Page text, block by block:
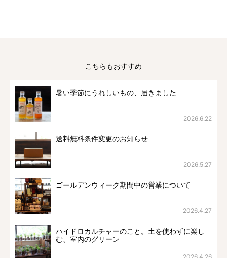
こちらもおすすめ
暑い季節にうれしいもの、届きました
2026.6.22
送料無料条件変更のお知らせ
2026.5.27
ゴールデンウィーク期間中の営業について
2026.4.27
ハイドロカルチャーのこと。土を使わずに楽し
む、室内のグリーン